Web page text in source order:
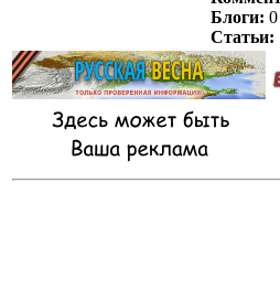
Блоги: 0
Статьи: